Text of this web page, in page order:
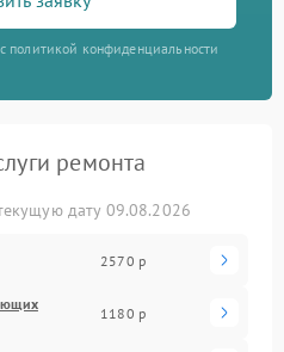
политикой конфиденциальности
ремонта
дату 09.08.2026
2570 р
1180 р